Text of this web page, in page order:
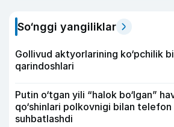
So‘nggi yangiliklar
Gollivud aktyorlarining ko‘pchilik
qarindoshlari
Putin o‘tgan yili “halok bo‘lgan”
qo‘shinlari polkovnigi bilan telefon
suhbatlashdi